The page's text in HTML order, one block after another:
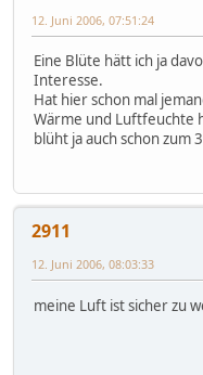
12. Juni 2006, 07:51:24
Eine Blüte hätt ich ja
Interesse.
Hat hier schon mal
Wärme und Luftfeuchte
blüht ja auch schon zum
2911
12. Juni 2006, 08:03:33
meine Luft ist sicher zu